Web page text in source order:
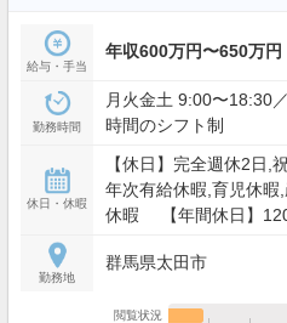
給与・手当
年収600万円〜650万円
勤務時間
月火金土 9:00〜18:30
時間のシフト制
休日・休暇
【休日】完全週休2日,
年次有給休暇,育児休暇
休暇 【年間休日】
勤務地
群馬県太田市
閲覧状況